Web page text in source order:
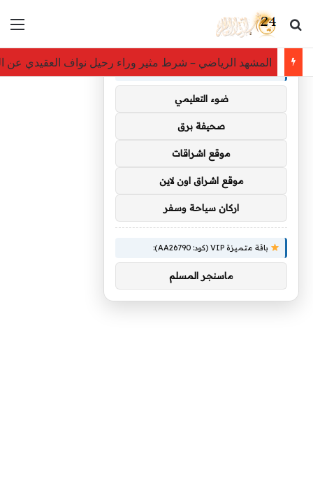
بحث عن
المشهد الرياضي – شرط مثير وراء رحيل نواف العقيدي
توصيات :
باقة متميزة VIP (كود: AA35872):
ضوء التعليمي
صحيفة برق
موقع اشراقات
موقع اشراق اون لاين
اركان سياحة وسفر
باقة متميزة VIP (كود: AA26790):
ماسنجر المسلم